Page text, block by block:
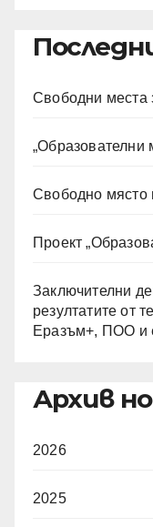
Свободни места
„Образователни
Свободно място
Проект
Заключителни
резултатите от
Еразъм+, ПОО и
Архив
2026
2025